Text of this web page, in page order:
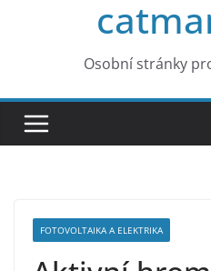
Osobní stránky
FOTOVOLTAIKA A ELEKTRIKA